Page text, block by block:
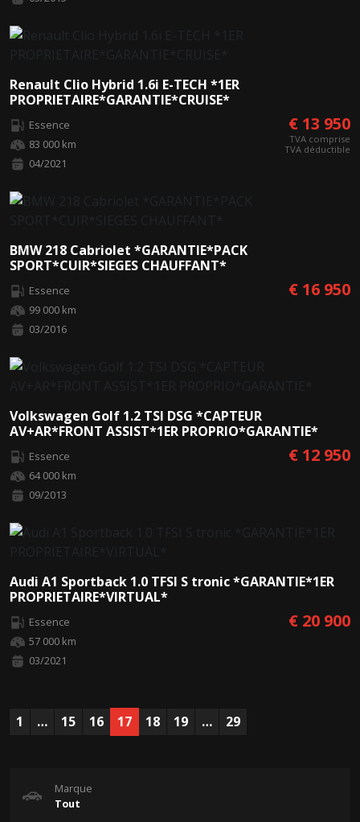
Renault Clio Hybrid 1.6i E-TECH *1ER
PROPRIETAIRE*GARANTIE*CRUISE*
Essence
83 000 km
04/2021
€ 13 950
TVA comprise
TVA déductible
BMW 218 Cabriolet *GARANTIE*PACK
SPORT*CUIR*SIEGES CHAUFFANT*
Essence
99 000 km
03/2016
€ 16 950
Volkswagen Golf 1.2 TSI DSG *CAPTEUR
AV+AR*FRONT ASSIST*1ER PROPRIO*GARANTIE*
Essence
64 000 km
09/2013
€ 12 950
Audi A1 Sportback 1.0 TFSI S tronic *GARANTIE*1ER
PROPRIETAIRE*VIRTUAL*
Essence
57 000 km
03/2021
€ 20 900
1 … 15 16 17 18 19 … 29
Marque